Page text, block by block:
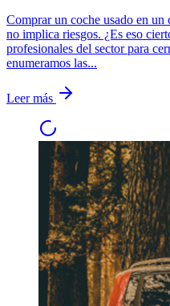
Comprar un coche usado en
no implica riesgos. ¿Es eso
profesionales del sector para
enumeramos las...
Leer más